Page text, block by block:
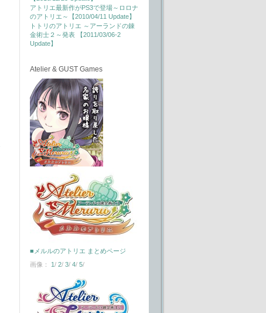
アトリエ最新作がPS3で登場～ロロナ
のアトリエ～【2010/04/11 Update】
トトリのアトリエ ～アーランドの錬
金術士２～発表 【2011/03/06-2
Update】
Atelier & GUST Games
■メルルのアトリエ まとめページ
画像： 1/ 2/ 3/ 4/ 5/